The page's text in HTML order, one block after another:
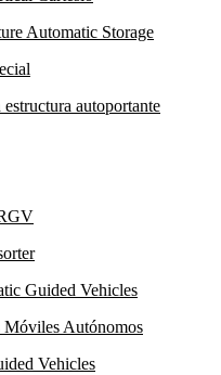
Automatic Storage
autoportante
Guided Vehicles
Móviles Autónomos
Vehicles